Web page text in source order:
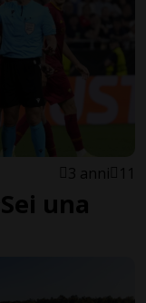
3 anni 11
una